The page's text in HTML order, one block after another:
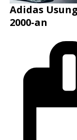
Adidas
2000-an